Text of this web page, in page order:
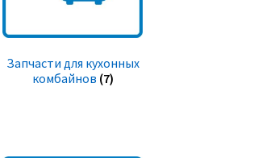
Запчасти для кухонных
комбайнов (7)